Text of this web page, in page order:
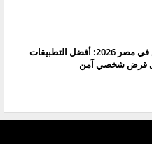
دليل التمويل السريع في مصر 2026: أفضل التطبيقات
قرض شخصي آمن